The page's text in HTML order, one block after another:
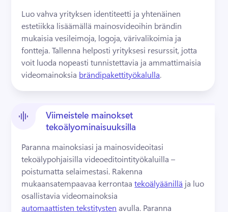
Luo vahva yrityksen identiteetti ja yhtenäinen
estetiikka lisäämällä mainosvideoihin brändin
mukaisia vesileimoja, logoja, värivalikoimia ja
fontteja. Tallenna helposti yrityksesi resurssit, jotta
voit luoda nopeasti tunnistettavia ja ammattimaisia
videomainoksia brändipakettityökalulla.
Viimeistele mainokset
tekoälyominaisuuksilla
Paranna mainoksiasi ja mainosvideoitasi
tekoälypohjaisilla videoeditointityökaluilla –
poistumatta selaimestasi. Rakenna
mukaansatempaavaa kerrontaa tekoälyäänillä ja luo
osallistavia videomainoksia
automaattisten tekstitysten avulla. Paranna